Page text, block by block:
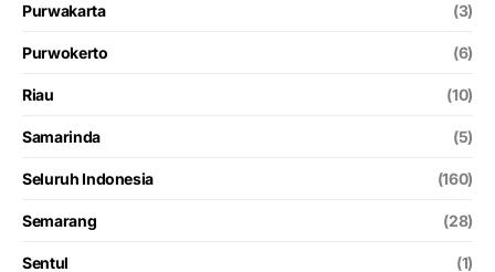
Purwakarta (3)
Purwokerto (6)
Riau (10)
Samarinda (5)
Seluruh Indonesia (160)
Semarang (28)
Sentul (1)